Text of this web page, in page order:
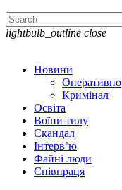
lightbulb_outline close
Новини
Оперативно
Кримінал
Освіта
Воїни тилу
Скандал
Інтерв’ю
Файні люди
Співпраця